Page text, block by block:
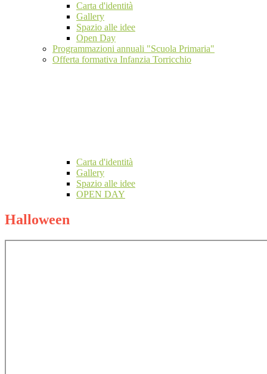
Carta d'identità
Gallery
Spazio alle idee
Open Day
Programmazioni annuali "Scuola Primaria"
Offerta formativa Infanzia Torricchio
Carta d'identità
Gallery
Spazio alle idee
OPEN DAY
Halloween